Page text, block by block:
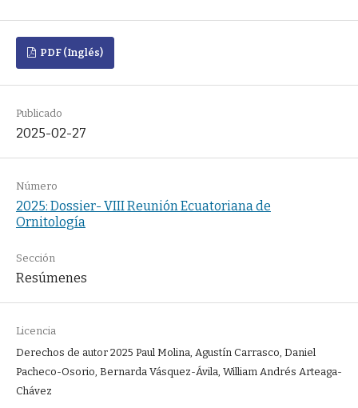
PDF (Inglés)
Publicado
2025-02-27
Número
2025: Dossier- VIII Reunión Ecuatoriana de
Ornitología
Sección
Resúmenes
Licencia
Derechos de autor 2025 Paul Molina, Agustín Carrasco, Daniel
Pacheco-Osorio, Bernarda Vásquez-Ávila, William Andrés Arteaga-
Chávez